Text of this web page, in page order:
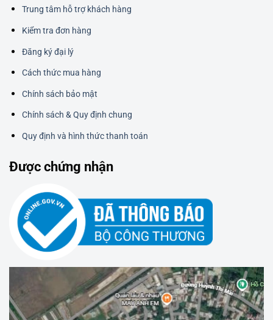
Trung tâm hỗ trợ khách hàng
Kiểm tra đơn hàng
Đăng ký đại lý
Cách thức mua hàng
Chính sách bảo mật
Chính sách & Quy định chung
Quy định và hình thức thanh toán
Được chứng nhận